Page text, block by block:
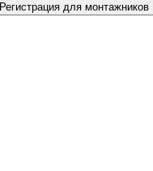
Регистрация для монтажников